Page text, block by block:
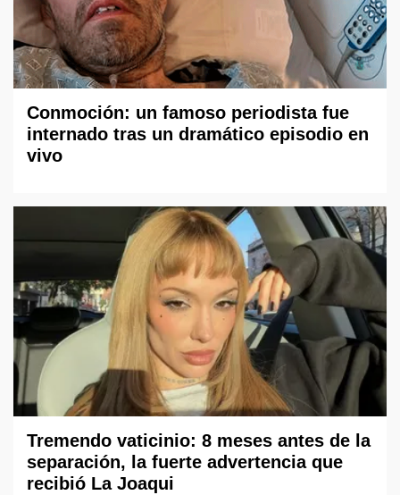
Conmoción: un famoso periodista fue
internado tras un dramático episodio en
vivo
Tremendo vaticinio: 8 meses antes de la
separación, la fuerte advertencia que
recibió La Joaqui